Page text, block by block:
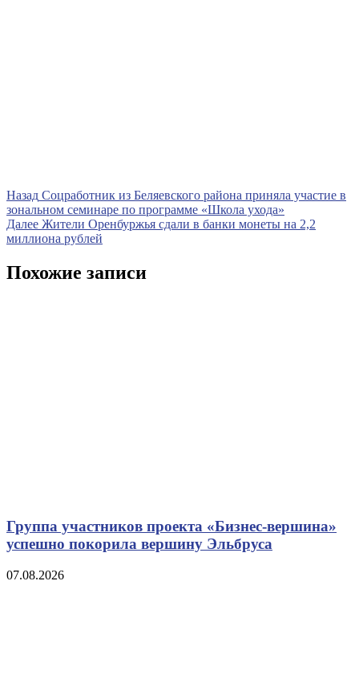
Навигация
по
записям
Назад Предыдущая
запись
Соцработник из Беляевского района приняла участие в
зональном семинаре по программе «Школа ухода»
Далее Следующая
запись
Жители Оренбуржья сдали в банки монеты на 2,2
миллиона рублей
Похожие записи
Группа участников проекта «Бизнес‑вершина»
успешно покорила вершину Эльбруса
07.08.2026